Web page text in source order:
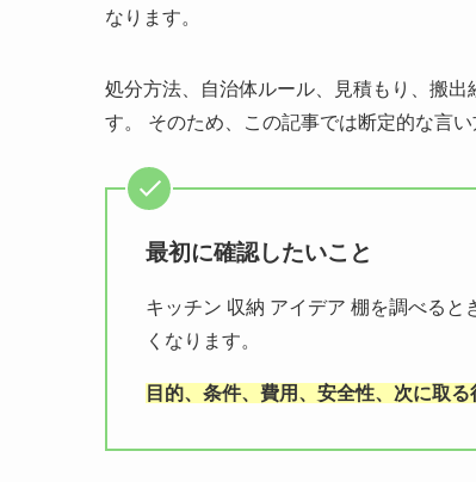
なります。
処分方法、自治体ルール、見積もり、搬
す。 そのため、この記事では断定的な言
最初に確認したいこと
キッチン 収納 アイデア 棚を調べると
くなります。
目的、条件、費用、安全性、次に取る